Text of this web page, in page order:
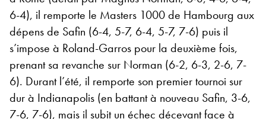
6-4), il remporte le Masters 1000 de Hambourg aux
dépens de Safin (6-4, 5-7, 6-4, 5-7, 7-6) puis il
s’impose à Roland-Garros pour la deuxième fois,
prenant sa revanche sur Norman (6-2, 6-3, 2-6, 7-
6). Durant l’été, il remporte son premier tournoi sur
dur à Indianapolis (en battant à nouveau Safin, 3-6,
7-6, 7-6), mais il subit un échec décevant face à